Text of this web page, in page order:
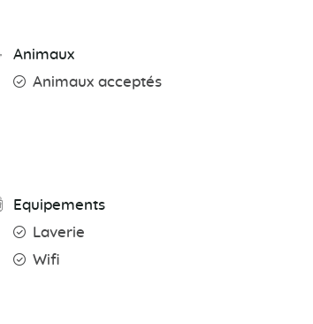
Animaux
Animaux acceptés
Equipements
Laverie
Wifi